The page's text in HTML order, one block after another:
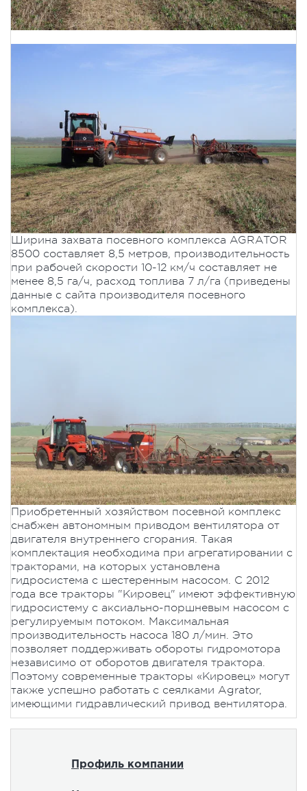
Ширина захвата посевного комплекса AGRATOR
8500 составляет 8,5 метров, производительность
при рабочей скорости 10-12 км/ч составляет не
менее 8,5 га/ч, расход топлива 7 л/га (приведены
данные с сайта производителя посевного
комплекса).
Приобретенный хозяйством посевной комплекс
снабжен автономным приводом вентилятора от
двигателя внутреннего сгорания. Такая
комплектация необходима при агрегатировании с
тракторами, на которых установлена
гидросистема с шестеренным насосом. С 2012
года все тракторы "Кировец" имеют эффективную
гидросистему с аксиально-поршневым насосом с
регулируемым потоком. Максимальная
производительность насоса 180 л/мин. Это
позволяет поддерживать обороты гидромотора
независимо от оборотов двигателя трактора.
Поэтому современные тракторы «Кировец» могут
также успешно работать с сеялками Agrator,
имеющими гидравлический привод вентилятора.
Профиль компании